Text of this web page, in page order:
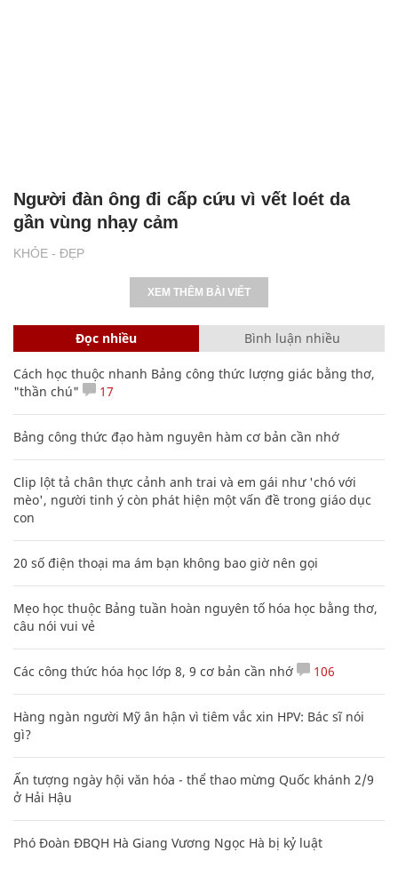
KHỎE - ĐẸP
Người đàn ông đi cấp cứu vì vết loét da
gần vùng nhạy cảm
XEM THÊM BÀI VIẾT
Đọc nhiều Bình luận nhiều
Cách học thuộc nhanh Bảng công thức lượng giác bằng thơ,
"thần chú"
17
Bảng công thức đạo hàm nguyên hàm cơ bản cần nhớ
Clip lột tả chân thực cảnh anh trai và em gái như 'chó với
mèo', người tinh ý còn phát hiện một vấn đề trong giáo dục
con
20 số điện thoại ma ám bạn không bao giờ nên gọi
Mẹo học thuộc Bảng tuần hoàn nguyên tố hóa học bằng thơ,
câu nói vui vẻ
Các công thức hóa học lớp 8, 9 cơ bản cần nhớ 106
Hàng ngàn người Mỹ ân hận vì tiêm vắc xin HPV: Bác sĩ nói
gì?
Ấn tượng ngày hội văn hóa - thể thao mừng Quốc khánh 2/9
ở Hải Hậu
Phó Đoàn ĐBQH Hà Giang Vương Ngọc Hà bị kỷ luật